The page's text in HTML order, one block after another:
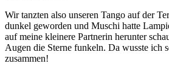
Wir tanzten also unseren Tango auf der
dunkel geworden und Muschi hatte
auf meine kleinere Partnerin herunter
Augen die Sterne funkeln. Da wusste ich
zusammen!